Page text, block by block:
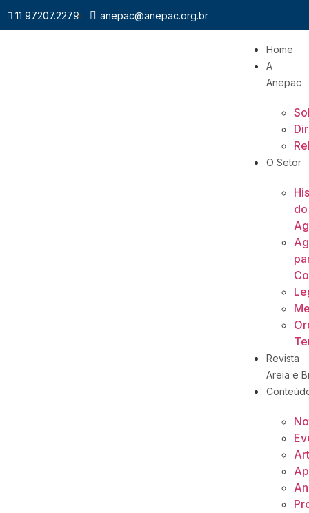
11 97207.2279 anepac@anepac.org.br
Home
A
Anepac
O Setor
do
Revista
Areia e